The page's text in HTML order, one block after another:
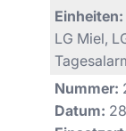
Einheiten:
LG Miel,
Nummer:
Datum: